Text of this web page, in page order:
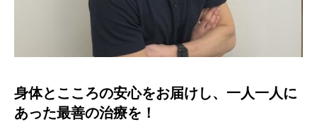
身体とこころの安心をお届けし、一人一人に
あった最善の治療を！